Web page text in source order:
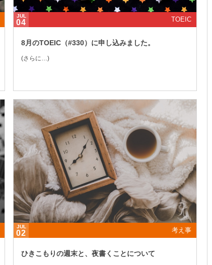
JUL
04 TOEIC
8月のTOEIC（#330）に申し込みました。
(さらに…)
JUL
02 考え事
ひきこもりの週末と、夜書くことについて